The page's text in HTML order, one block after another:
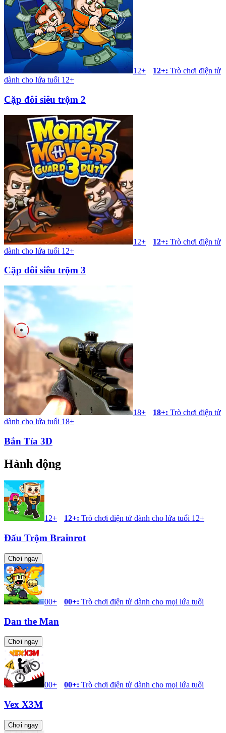
12+ 12+: Trò chơi điện tử
dành cho lứa tuổi 12+
Cặp đôi siêu trộm 2
12+ 12+: Trò chơi điện tử
dành cho lứa tuổi 12+
Cặp đôi siêu trộm 3
18+ 18+: Trò chơi điện tử
dành cho lứa tuổi 18+
Bắn Tỉa 3D
Hành động
12+ 12+: Trò chơi điện tử dành cho lứa tuổi 12+
Đấu Trộm Brainrot
Chơi ngay
00+ 00+: Trò chơi điện tử dành cho mọi lứa tuổi
Dan the Man
Chơi ngay
00+ 00+: Trò chơi điện tử dành cho mọi lứa tuổi
Vex X3M
Chơi ngay